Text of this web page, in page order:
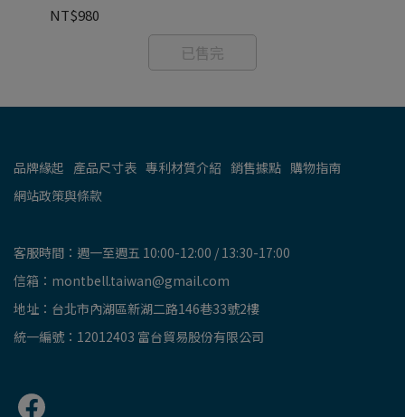
NT$980
已售完
品牌緣起 產品尺寸表 專利材質介紹 銷售據點 購物指南
網站政策與條款
客服時間：週一至週五 10:00-12:00 / 13:30-17:00
信箱：montbell.taiwan@gmail.com
地址：台北市內湖區新湖二路146巷33號2樓
統一編號：12012403 富台貿易股份有限公司